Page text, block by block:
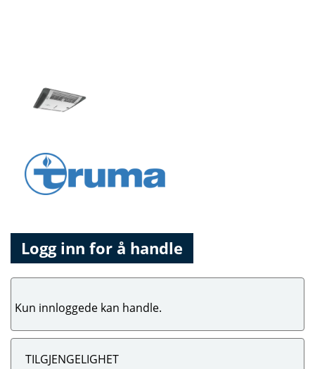
Logg inn for å handle
Kun innloggede kan handle.
TILGJENGELIGHET